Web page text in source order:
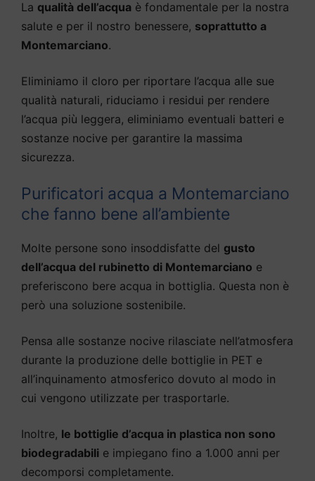
La qualità dell’acqua è fondamentale per la nostra
salute e per il nostro benessere, soprattutto a
Montemarciano.
Eliminiamo il cloro per riportare l’acqua alle sue
qualità naturali, riduciamo i residui per rendere
l’acqua più leggera, eliminiamo eventuali batteri e
sostanze nocive per garantire la massima
sicurezza.
Purificatori acqua a Montemarciano
che fanno bene all’ambiente
Molte persone sono insoddisfatte del gusto
dell’acqua del rubinetto di Montemarciano e
preferiscono bere acqua in bottiglia. Questa non è
però una soluzione sostenibile.
Pensa alle sostanze nocive rilasciate nell’atmosfera
durante la produzione delle bottiglie in PET e
all’inquinamento atmosferico dovuto al modo in
cui vengono utilizzate per trasportarle.
Inoltre, le bottiglie d’acqua in plastica non sono
biodegradabili e impiegano fino a 1.000 anni per
decomporsi completamente.